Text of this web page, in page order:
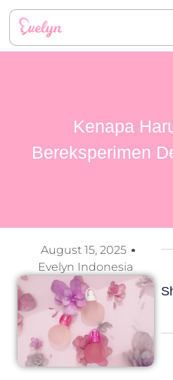
Kenapa
Bereksperimen
August 15, 2025
Evelyn Indonesia